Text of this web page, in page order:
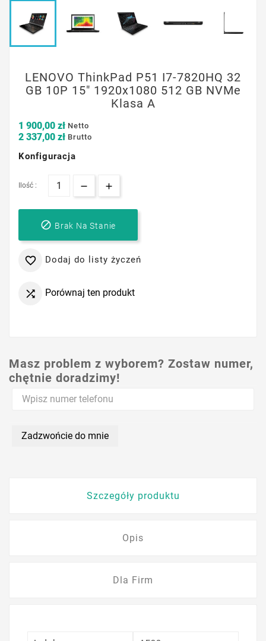
LENOVO ThinkPad P51 I7-7820HQ 32
GB 10P 15" 1920x1080 512 GB NVMe
Klasa A
1 900,00 zł Netto
2 337,00 zł Brutto
Konfiguracja
Ilość :
 Brak Na Stanie
 Dodaj do listy życzeń
 Porównaj ten produkt
Masz problem z wyborem? Zostaw numer,
chętnie doradzimy!
Zadzwońcie do mnie
Szczegóły produktu
Opis
Dla Firm